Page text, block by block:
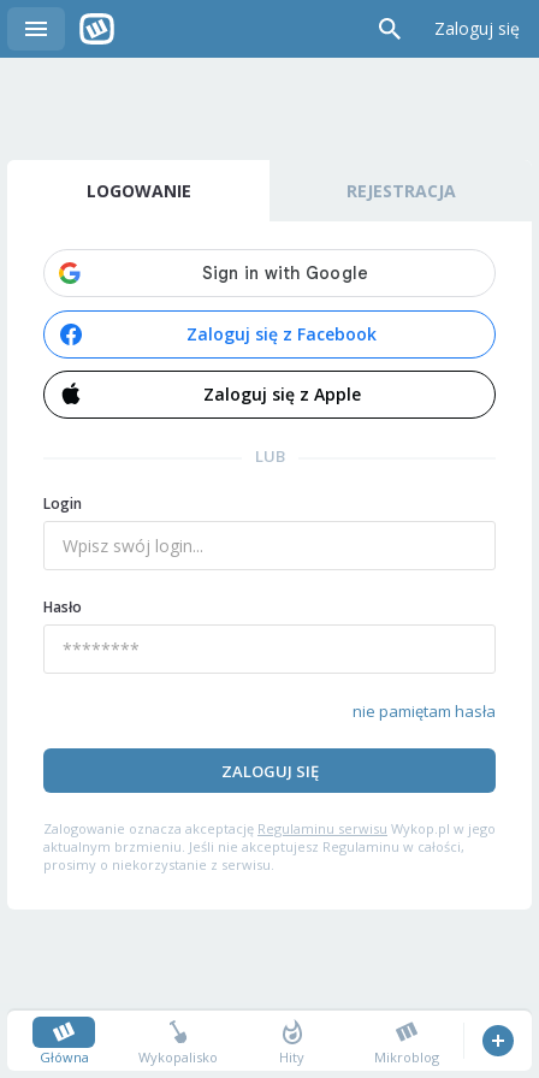
Zaloguj się
LOGOWANIE REJESTRACJA
Zaloguj się z Facebook
Zaloguj się z Apple
LUB
Login
Hasło
nie pamiętam hasła
ZALOGUJ SIĘ
Zalogowanie oznacza akceptację Regulaminu serwisu Wykop.pl w jego
aktualnym brzmieniu. Jeśli nie akceptujesz Regulaminu w całości,
prosimy o niekorzystanie z serwisu.
Główna Wykopalisko Hity Mikroblog